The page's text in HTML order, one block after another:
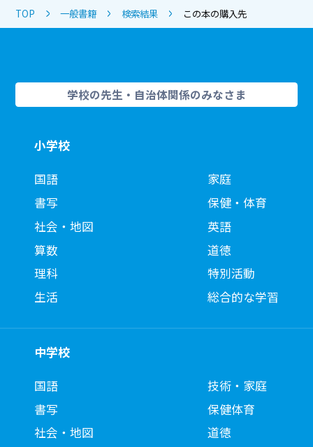
TOP 一般書籍 検索結果 この本の購入先
学校の先生・自治体関係のみなさま
小学校
国語
書写
社会・地図
算数
理科
生活
家庭
保健・体育
英語
道徳
特別活動
総合的な学習
中学校
国語
書写
社会・地図
技術・家庭
保健体育
道徳